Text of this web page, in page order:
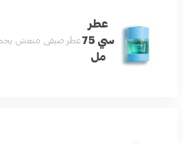
عطر
سي 75
مل
عطر صيفي منعش يجمع